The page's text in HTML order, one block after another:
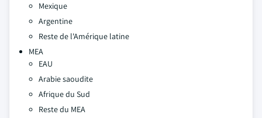
Mexique
Argentine
Reste de l'Amérique latine
MEA
EAU
Arabie saoudite
Afrique du Sud
Reste du MEA